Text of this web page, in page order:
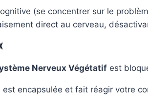
(se concentrer sur le
direct au cerveau,
Nerveux Végétatif est
encapsulée et fait réagir votre